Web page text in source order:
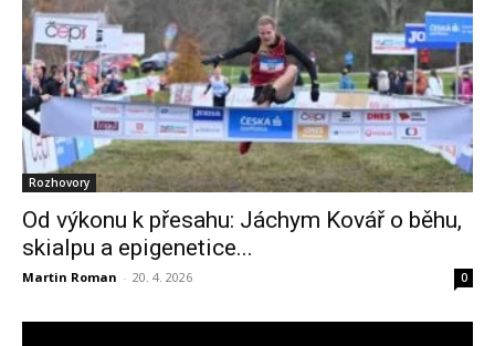
Rozhovory
Od výkonu k přesahu: Jáchym Kovář o běhu,
skialpu a epigenetice...
Martin Roman - 20. 4. 2026 0